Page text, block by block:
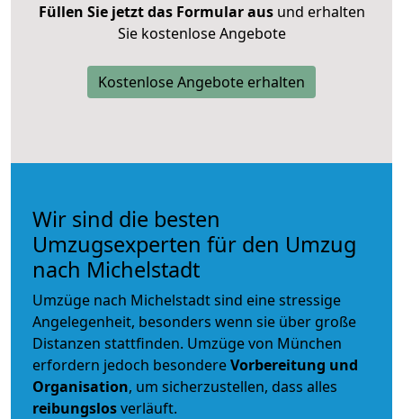
Füllen Sie jetzt das Formular ausund erhalten
Sie kostenlose Angebote
Kostenlose Angebote erhalten
Wir sind die besten
Umzugsexperten für den Umzug
nach Michelstadt
Umzüge nach Michelstadt sind eine stressige
Angelegenheit, besonders wenn sie über große
Distanzen stattfinden. Umzüge von München
erfordern jedoch besondereVorbereitung und
Organisation, um sicherzustellen, dass alles
reibungslosverläuft.